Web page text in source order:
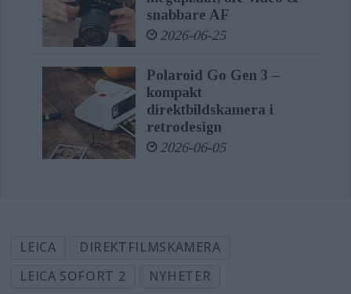
snabbare AF
2026-06-25
Polaroid Go Gen 3 –
kompakt
direktbildskamera i
retrodesign
2026-06-05
LEICA
DIREKTFILMSKAMERA
LEICA SOFORT 2
NYHETER